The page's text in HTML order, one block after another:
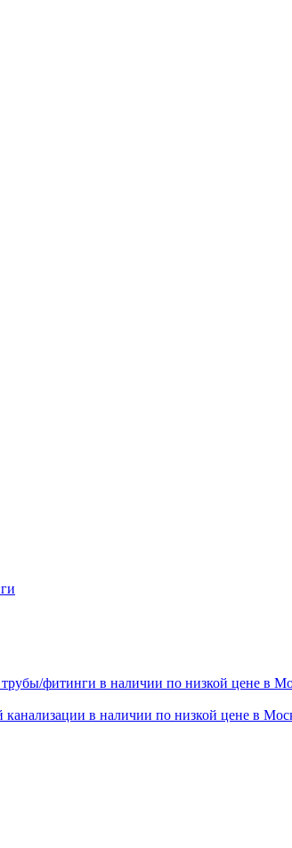
фитинги в наличии по низкой цене в
в наличии по низкой цене в